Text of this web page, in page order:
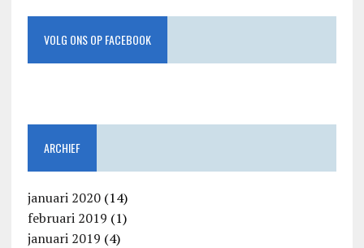
VOLG ONS OP FACEBOOK
ARCHIEF
januari 2020(14)
februari 2019 (1)
januari 2019 (4)